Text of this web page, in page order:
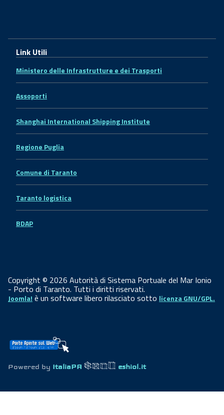
Link Utili
Ministero delle Infrastrutture e dei Trasporti
Assoporti
Shanghai International Shipping Institute
Regione Puglia
Comune di Taranto
Taranto logistica
BDAP
Copyright © 2026 Autorità di Sistema Portuale del Mar Ionio
- Porto di Taranto. Tutti i diritti riservati.
Joomla! è un software libero rilasciato sotto licenza GNU/GPL.
Powered by ItaliaPA eshiol.it